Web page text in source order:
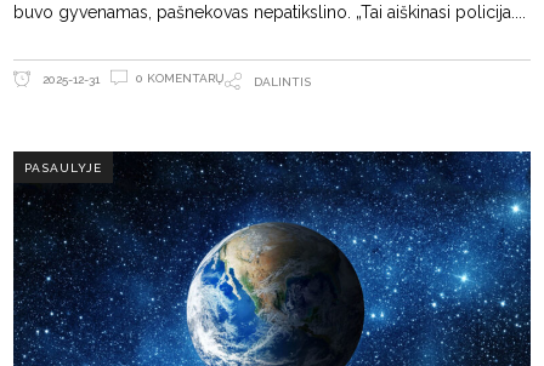
buvo gyvenamas, pašnekovas nepatikslino. „Tai aiškinasi policija.
2025-12-31 0 KOMENTARŲ DALINTIS
PASAULYJE